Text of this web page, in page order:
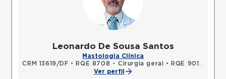
Leonardo De Sousa Santos
Mastologia Clínica
CRM 13619/DF • RQE 8708 - Cirurgia geral •
RQE 9019 - Cancerologia/cancerologia cirúrgica
Ver perfil